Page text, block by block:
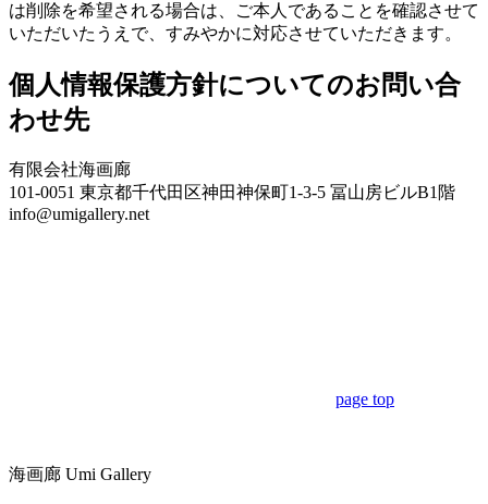
は削除を希望される場合は、ご本人であることを確認させて
いただいたうえで、すみやかに対応させていただきます。
個人情報保護方針についてのお問い合
わせ先
有限会社海画廊
101-0051 東京都千代田区神田神保町1-3-5 冨山房ビルB1階
info@umigallery.net
page top
海画廊 Umi Gallery